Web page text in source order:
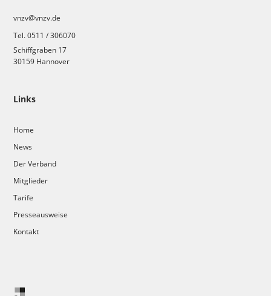
Links
Home
News
Der Verband
Mitglieder
Tarife
Presseausweise
Kontakt
vnzv@vnzv.de
Tel. 0511 / 306070
Schiffgraben 17
30159 Hannover